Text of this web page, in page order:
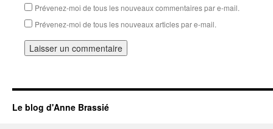
Prévenez-moi de tous les nouveaux commentaires par e-mail.
Prévenez-moi de tous les nouveaux articles par e-mail.
Le blog d'Anne Brassié